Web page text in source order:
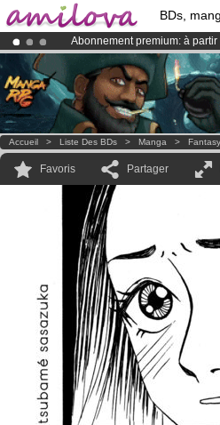
BDs,
Abonnement premium: à partir
LeKickstarter Amilova est
Déjà 134393membreset 1208
Accueil > Liste Des BDs > Manga >
Favoris Partager